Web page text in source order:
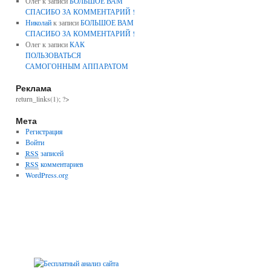
СПАСИБО ЗА КОММЕНТАРИЙ !
Николайк записиБОЛЬШОЕ ВАМ
СПАСИБО ЗА КОММЕНТАРИЙ !
Олег к записиКАК
ПОЛЬЗОВАТЬСЯ
САМОГОННЫМ АППАРАТОМ
Реклама
return_links(1); ?>
Мета
Регистрация
Войти
RSS записей
RSS комментариев
WordPress.org